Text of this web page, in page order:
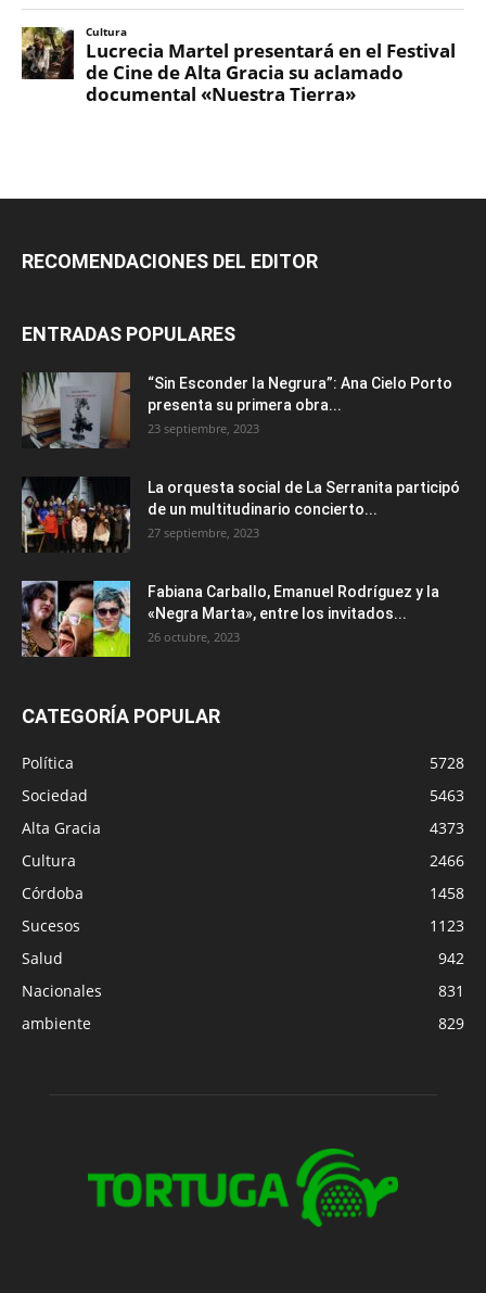
RECOMENDACIONES DEL EDITOR
ENTRADAS POPULARES
“Sin Esconder la Negrura”: Ana Cielo Porto
presenta su primera obra...
23 septiembre, 2023
La orquesta social de La Serranita participó
de un multitudinario concierto...
27 septiembre, 2023
Fabiana Carballo, Emanuel Rodríguez y la
«Negra Marta», entre los invitados...
26 octubre, 2023
CATEGORÍA POPULAR
Política
5728
Sociedad
5463
Alta Gracia
4373
Cultura
2466
Córdoba
1458
Sucesos
1123
Salud
942
Nacionales
831
ambiente
829